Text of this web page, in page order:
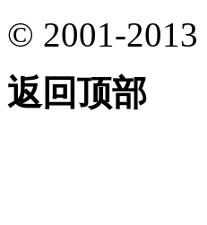
© 2001-2013
返回顶部